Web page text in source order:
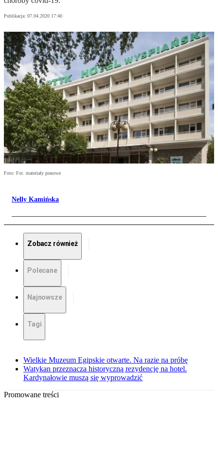
Publikacja: 07.04.2020 17:40
Foto: Fot. materiały prasowe
Nelly Kamińska
Zobacz również
Polecane
Najnowsze
Tagi
Wielkie Muzeum Egipskie otwarte. Na razie na próbę
Watykan przeznacza historyczną rezydencję na hotel.
Kardynałowie muszą się wyprowadzić
Promowane treści